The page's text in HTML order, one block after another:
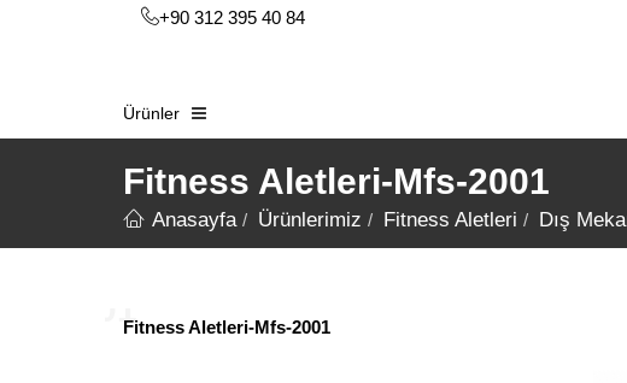
+90 312 395 40 84
Ürünler
Fitness Aletleri-Mfs-2001
Anasayfa Ürünlerimiz Fitness Aletleri Dış
Fitness Aletleri-Mfs-2001